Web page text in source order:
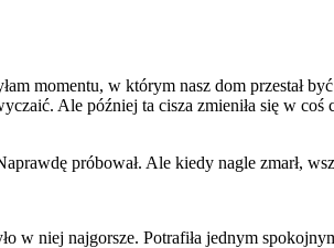
momentu, w którym nasz dom przestał
Ale później ta cisza zmieniła się w
próbował. Ale kiedy nagle zmarł,
w niej najgorsze. Potrafiła jednym